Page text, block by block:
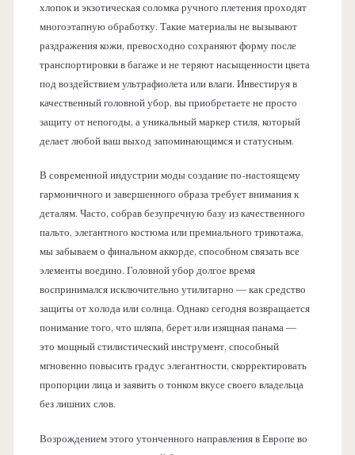
хлопок и экзотическая соломка ручного плетения проходят
многоэтапную обработку. Такие материалы не вызывают
раздражения кожи, превосходно сохраняют форму после
транспортировки в багаже и не теряют насыщенности цвета
под воздействием ультрафиолета или влаги. Инвестируя в
качественный головной убор, вы приобретаете не просто
защиту от непогоды, а уникальный маркер стиля, который
делает любой ваш выход запоминающимся и статусным.
В современной индустрии моды создание по-настоящему
гармоничного и завершенного образа требует внимания к
деталям. Часто, собрав безупречную базу из качественного
пальто, элегантного костюма или премиального трикотажа,
мы забываем о финальном аккорде, способном связать все
элементы воедино. Головной убор долгое время
воспринимался исключительно утилитарно — как средство
защиты от холода или солнца. Однако сегодня возвращается
понимание того, что шляпа, берет или изящная панама —
это мощный стилистический инструмент, способный
мгновенно повысить градус элегантности, скорректировать
пропорции лица и заявить о тонком вкусе своего владельца
без лишних слов.
Возрождением этого утонченного направления в Европе во